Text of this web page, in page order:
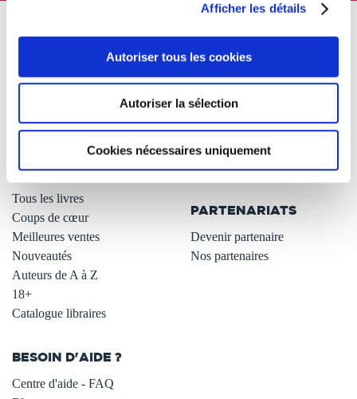
Afficher les détails
Autoriser tous les cookies
Autoriser la sélection
Cookies nécessaires uniquement
À PROPOS
L'auto-édition
Nos services aux auteurs
LIBRAIRIE
Tous les livres
Coups de cœur
Meilleures ventes
Nouveautés
Auteurs de A à Z
18+
Catalogue libraires
OFFRES
Remises quantités -42%
Avantages libraires -30%
Parrainage : partagez 5€
Programme de fidélité
.
PARTENARIATS
Devenir partenaire
Nos partenaires
BESOIN D'AIDE ?
Centre d'aide - FAQ